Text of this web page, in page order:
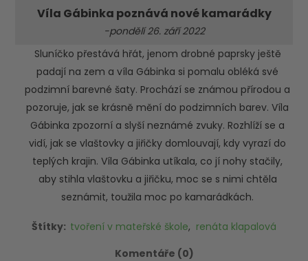
Víla Gábinka poznává nové kamarádky
-pondělí 26. září 2022
Sluníčko přestává hřát, jenom drobné paprsky ještě
padají na zem a víla Gábinka si pomalu obléká své
podzimní barevné šaty. Prochází se známou přírodou a
pozoruje, jak se krásně mění do podzimních barev. Víla
Gábinka zpozorní a slyší neznámé zvuky. Rozhlíží se a
vidí, jak se vlaštovky a jiřičky domlouvají, kdy vyrazí do
teplých krajin. Víla Gábinka utíkala, co jí nohy stačily,
aby stihla vlaštovku a jiřičku, moc se s nimi chtěla
seznámit, toužila moc po kamarádkách.
Štítky: tvoření v mateřské škole, renáta klapalová
Komentáře (0)